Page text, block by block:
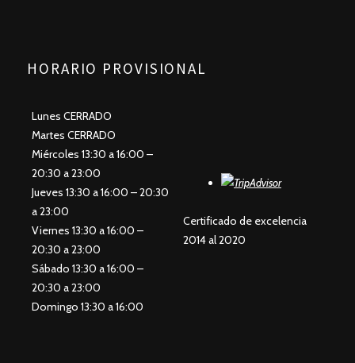
HORARIO PROVISIONAL
Lunes CERRADO
Martes CERRADO
Miércoles 13:30 a 16:00 –
20:30 a 23:00
Jueves 13:30 a 16:00 – 20:30
a 23:00
Viernes 13:30 a 16:00 –
20:30 a 23:00
Sábado 13:30 a 16:00 –
20:30 a 23:00
Domingo 13:30 a 16:00
Certificado de excelencia
2014 al 2020